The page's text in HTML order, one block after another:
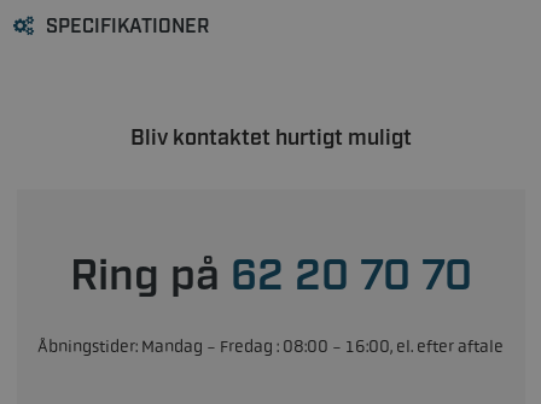
SPECIFIKATIONER
Bliv kontaktet hurtigt muligt
Ring på 62 20 70 70
Åbningstider: Mandag - Fredag : 08:00 - 16:00, el. efter aftale